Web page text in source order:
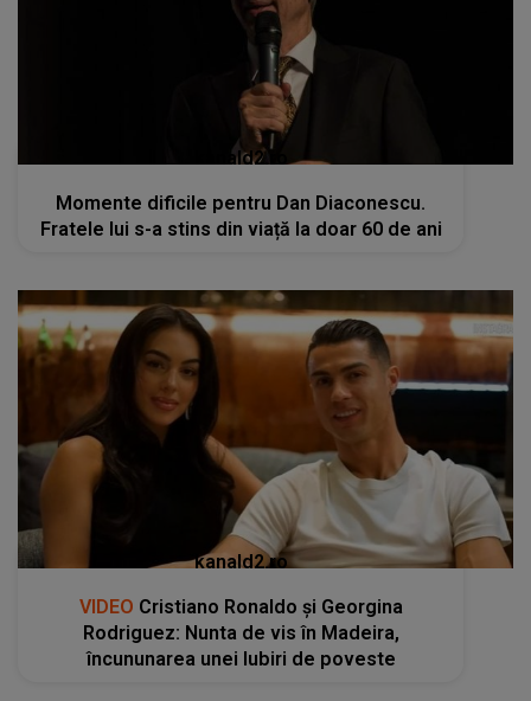
kanald2.ro
Momente dificile pentru Dan Diaconescu.
Fratele lui s-a stins din viață la doar 60 de ani
kanald2.ro
VIDEO Cristiano Ronaldo și Georgina
Rodriguez: Nunta de vis în Madeira,
încununarea unei Iubiri de poveste